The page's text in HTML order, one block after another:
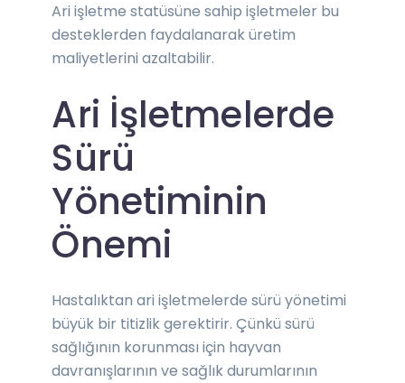
Ari işletme statüsüne sahip işletmeler bu
desteklerden faydalanarak üretim
maliyetlerini azaltabilir.
Ari İşletmelerde
Sürü
Yönetiminin
Önemi
Hastalıktan ari işletmelerde sürü yönetimi
büyük bir titizlik gerektirir. Çünkü sürü
sağlığının korunması için hayvan
davranışlarının ve sağlık durumlarının